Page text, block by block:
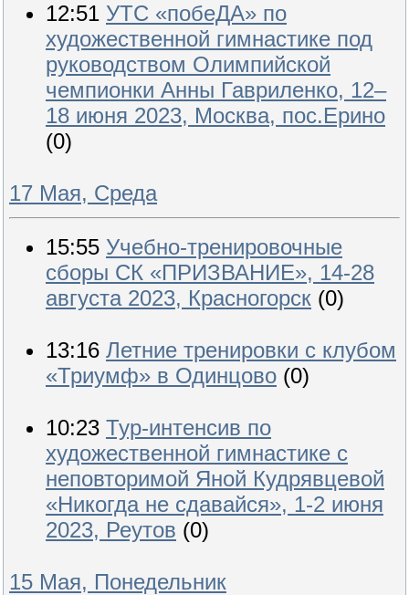
12:51 УТС «побеДА» по
художественной гимнастике под
руководством Олимпийской
чемпионки Анны Гавриленко, 12–
18 июня 2023, Москва, пос.Ерино
(0)
17 Мая, Среда
15:55 Учебно-тренировочные
сборы СК «ПРИЗВАНИЕ», 14-28
августа 2023, Красногорск (0)
13:16 Летние тренировки с клубом
«Триумф» в Одинцово (0)
10:23 Тур-интенсив по
художественной гимнастике с
неповторимой Яной Кудрявцевой
«Никогда не сдавайся», 1-2 июня
2023, Реутов (0)
15 Мая, Понедельник